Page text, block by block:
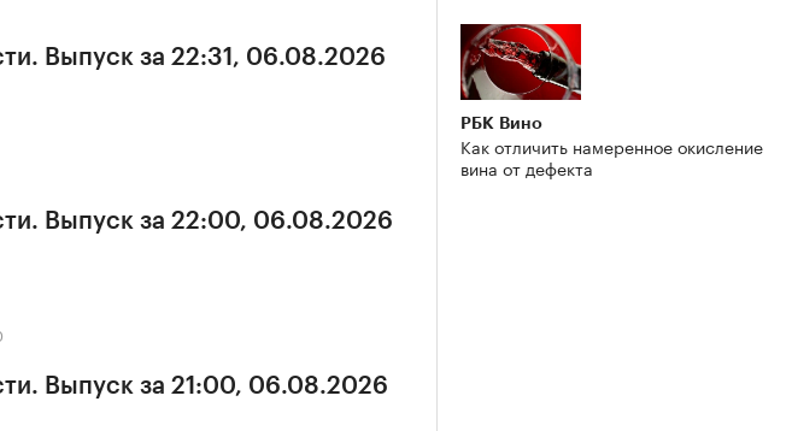
Выпуск за 22:31, 06.08.2026
Выпуск за 22:00, 06.08.2026
Выпуск за 21:00, 06.08.2026
РБК Вино
Как отличить намеренное окисление
вина от дефекта